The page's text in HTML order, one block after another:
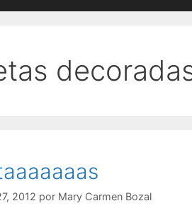
2012 por Mary Carmen Bozal